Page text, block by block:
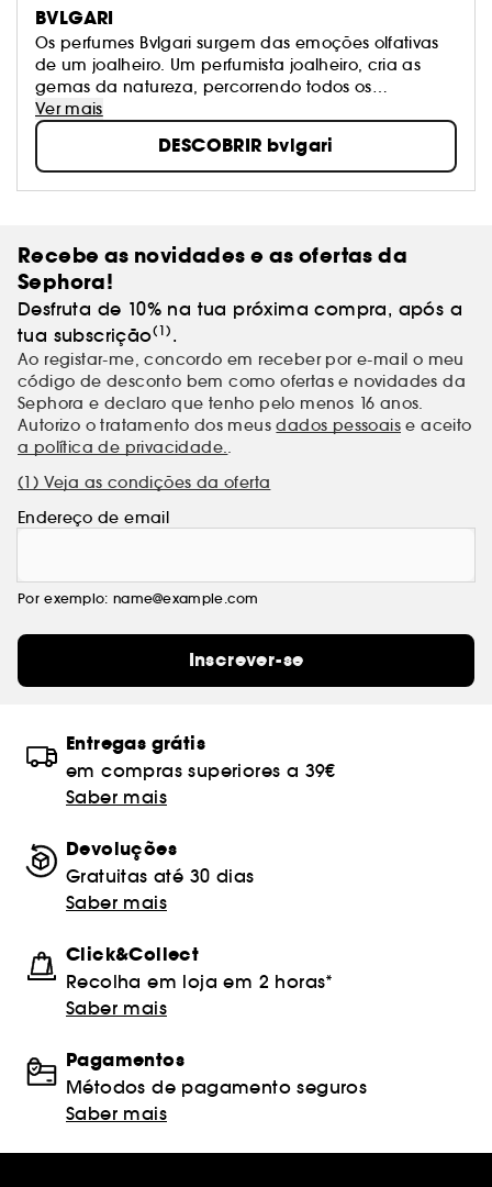
BVLGARI
Os perfumes Bvlgari surgem das emoções olfativas
de um joalheiro. Um perfumista joalheiro, cria as
gemas da natureza, percorrendo todos os
continentes, e inspirando-se na diversidade do
mundo, para apresentar perfumes únicos, criados
pela mais cobiçada galeria de mestres perfumistas
do mundo. A Bvlgari partilha a alegria de criar as
joias da natureza.
Ver mais
DESCOBRIR bvlgari
Recebe as novidades e as ofertas da
Sephora!
Desfruta de 10% na tua próxima compra, após a
tua subscrição(1) .
Ao registar-me, concordo em receber por e-mail o meu
código de desconto bem como ofertas e novidades da
Sephora e declaro que tenho pelo menos 16 anos.
Autorizo o tratamento dos meusdados pessoais e aceito
a política de privacidade.
(1) Veja as condições da oferta
Endereço de email
Por exemplo: name@example.com
Inscrever-se
Entregas grátis
em compras superiores a 39€
Saber mais
Devoluções
Gratuitas até 30 dias
Saber mais
Click&Collect
Recolha em loja em 2 horas*
Saber mais
Pagamentos
Métodos de pagamento seguros
Saber mais